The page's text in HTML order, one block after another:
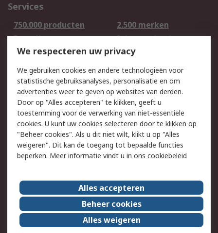
Services
750.000 producten
2.500 merken
Bestellen
Inkoopoplossingen
Retouren
Technisch advies
Track & Trace
Wettelijk
Cookiebeleid
Email veiligheid
Privacybeleid -
Bijgewerkt
Websitevoorwaarden
Algemene
verkoopvoorwaarden
Over RS
RS Group
Over ons
RS wereldwijd
Werken bij RS
ESG
We respecteren uw privacy
We gebruiken cookies en andere technologieën voor
statistische gebruiksanalyses, personalisatie en om
advertenties weer te geven op websites van derden.
Door op "Alles accepteren" te klikken, geeft u
toestemming voor de verwerking van niet-essentiële
cookies. U kunt uw cookies selecteren door te klikken op
"Beheer cookies". Als u dit niet wilt, klikt u op "Alles
weigeren". Dit kan de toegang tot bepaalde functies
beperken. Meer informatie vindt u in ons cookiebeleid
Alles accepteren
Beheer cookies
Alles weigeren